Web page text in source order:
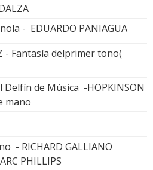
- EDUARDO PANIAGUA
- Fantasía delprimer tono(
Delfín de Música -HOPKINSON
mano
- RICHARD GALLIANO
PHILLIPS